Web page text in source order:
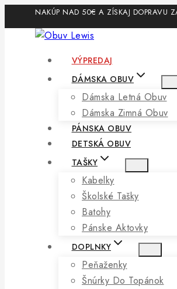
to
content
NAKÚP NAD 50€ A ZÍSKAJ DOPRAVU
VÝPREDAJ
DÁMSKA OBUV
Dámska Letná Obuv
Dámska Zimná Obuv
PÁNSKA OBUV
DETSKÁ OBUV
TAŠKY
Kabelky
Školské Tašky
Batohy
Pánske Aktovky
DOPLNKY
Peňaženky
Šnúrky Do Topánok